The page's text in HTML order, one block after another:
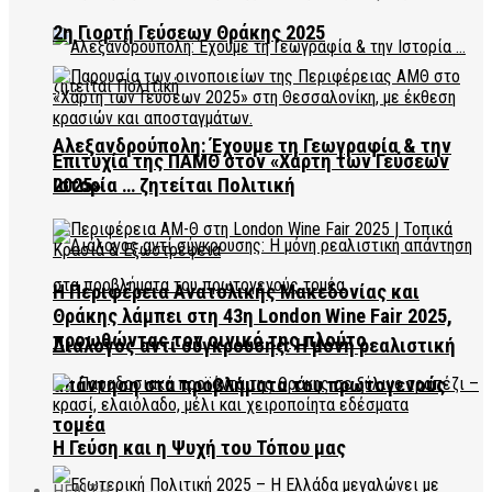
Αλεξανδρούπολη: Έχουμε τη Γεωγραφία & την
Ιστορία … ζητείται Πολιτική
Διάλογος αντί σύγκρουσης: Η μόνη ρεαλιστική
απάντηση στα προβλήματα του πρωτογενούς
τομέα
2η Γιορτή Γεύσεων Θράκης 2025
Επιτυχία της ΠΑΜΘ στον «Χάρτη των Γεύσεων
2025»
Η Περιφέρεια Ανατολικής Μακεδονίας και
Θράκης λάμπει στη 43η London Wine Fair 2025,
προωθώντας τον οινικό της πλούτο
Η Γεύση και η Ψυχή του Τόπου μας